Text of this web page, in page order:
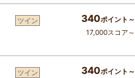
ツイン 340ポイント～
17,000スコア～
ツイン 340ポイント～